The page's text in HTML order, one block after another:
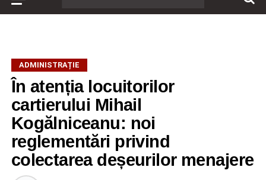
ADMINISTRAȚIE
În atenția locuitorilor
cartierului Mihail
Kogălniceanu: noi
reglementări privind
colectarea deșeurilor menajere